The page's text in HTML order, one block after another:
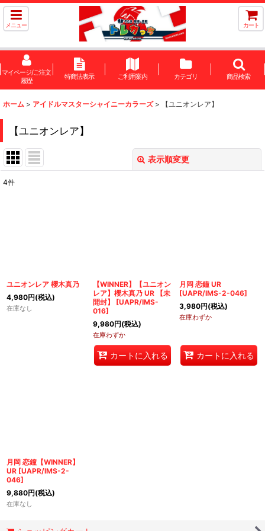
メニュー カート
マイページ/ご注文
履歴
特商法表示 ご利用案内 カテゴリ 商品検索
ホーム > アイドルマスターシャイニーカラーズ > 【ユニオンレア】
【ユニオンレア】
表示順変更
絞り込む
4件
ユニオンレア 櫻木真乃
4,980円(税込)
在庫なし
【WINNER】【ユニオン
レア】櫻木真乃 UR 【未
開封】
[UAPR/IMS-
016]
9,980円(税込)
在庫わずか
カートに入れる
月岡 恋鐘 UR
[UAPR/IMS-2-046]
3,980円(税込)
在庫わずか
カートに入れる
月岡 恋鐘【WINNER】
UR [UAPR/IMS-2-
046]
9,880円(税込)
在庫なし